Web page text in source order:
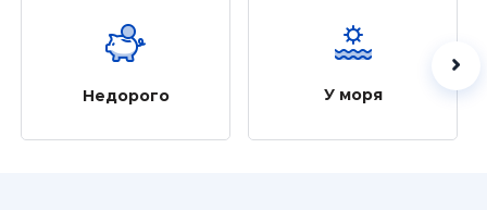
Недорого У моря